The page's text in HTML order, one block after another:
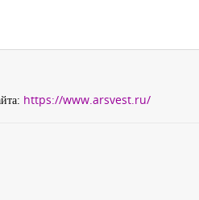
https://www.arsvest.ru/